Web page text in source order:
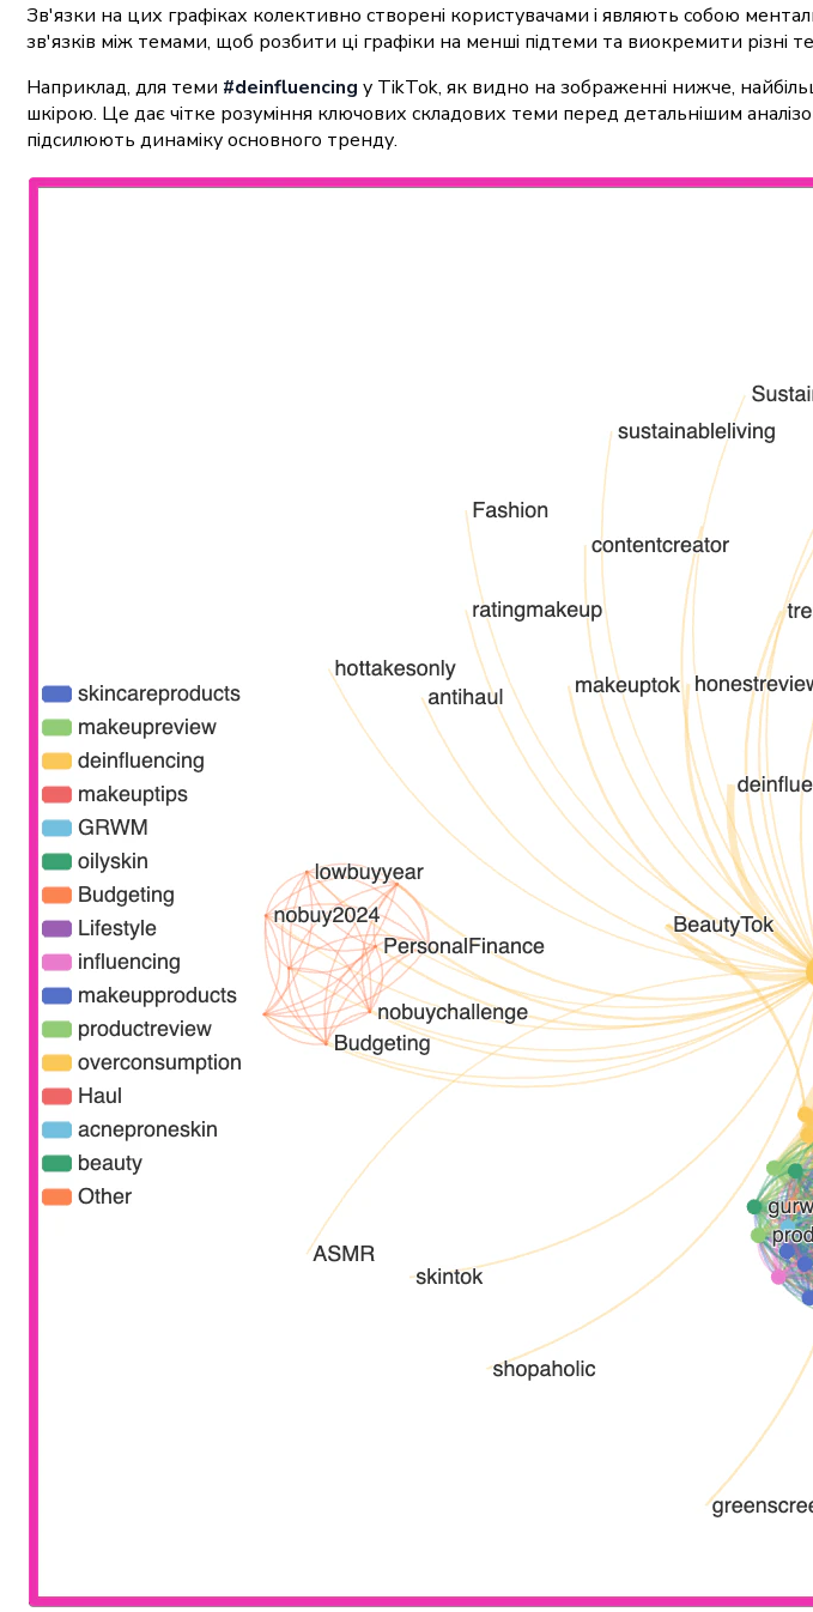
Зв'язки на цих графіках колективно створені користувачами і являють собою
зв'язків між темами, щоб розбити ці графіки на менші підтеми та виокремити різні
Наприклад, для теми #deinfluencing у TikTok, як видно на зображенні нижче,
шкірою. Це дає чітке розуміння ключових складових теми перед детальнішим
підсилюють динаміку основного тренду.